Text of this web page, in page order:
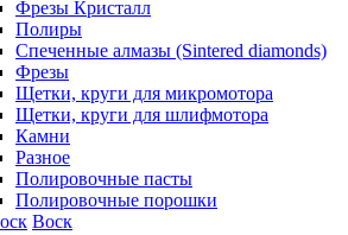
Фрезы Кристалл
Полиры
Спеченные алмазы (Sintered diamonds)
Фрезы
Щетки, круги для микромотора
Щетки, круги для шлифмотора
Камни
Разное
Полировочные пасты
Полировочные порошки
Воск